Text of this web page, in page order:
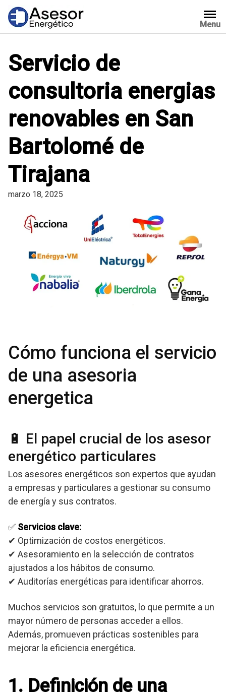
Saltar
contenido
Menu
Servicio de
consultoria energias
renovables en San
Bartolomé de
Tirajana
marzo 18, 2025
Cómo funciona el servicio
de una asesoria
energetica
🔋 El papel crucial de los asesor
energético particulares
Los asesores energéticos son expertos que ayudan
a empresas y particulares a gestionar su consumo
de energía y sus contratos.
✅ Servicios clave:
✔ Optimización de costos energéticos.
✔ Asesoramiento en la selección de contratos
ajustados a los hábitos de consumo.
✔ Auditorías energéticas para identificar ahorros.
Muchos servicios son gratuitos, lo que permite a un
mayor número de personas acceder a ellos.
Además, promueven prácticas sostenibles para
mejorar la eficiencia energética.
1. Definición de una